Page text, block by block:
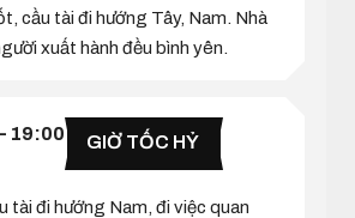
cầu tài đi hướng Tây, Nam. Nhà
xuất hành đều bình yên.
19:00 GIỜ TỐC HỶ
tài đi hướng Nam, đi việc quan